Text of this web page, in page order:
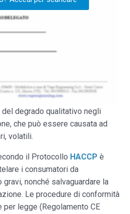
degrado qualitativo negli
che può essere causata ad
volatili.
il Protocollo HACCP è
i consumatori da
nonché salvaguardare la
Le procedure di conformità
legge (Regolamento CE